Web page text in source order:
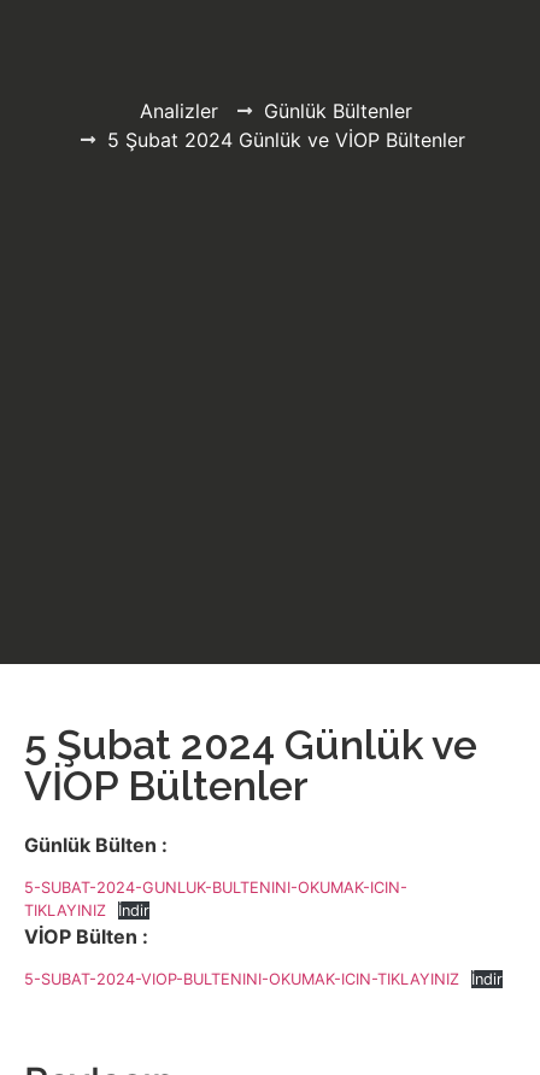
Analizler
Günlük Bültenler
5 Şubat 2024 Günlük ve VİOP Bültenler
5 Şubat 2024 Günlük ve
VİOP Bültenler
Günlük Bülten :
5-SUBAT-2024-GUNLUK-BULTENINI-OKUMAK-ICIN-
TIKLAYINIZ
İndir
VİOP Bülten :
5-SUBAT-2024-VIOP-BULTENINI-OKUMAK-ICIN-TIKLAYINIZ İndir